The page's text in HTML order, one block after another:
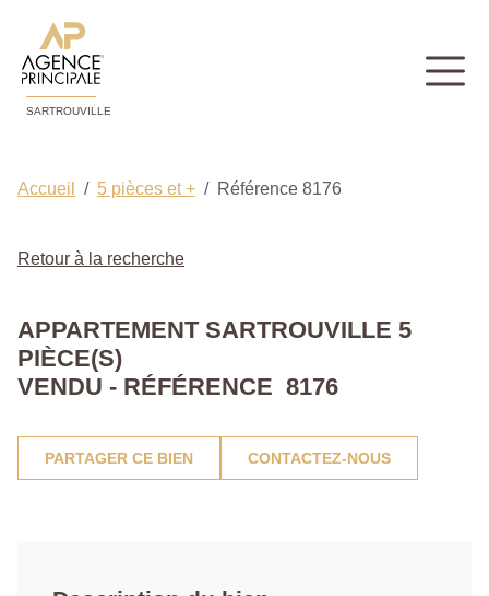
SARTROUVILLE
Accueil 5 pièces et + Référence 8176
Retour à la recherche
APPARTEMENT SARTROUVILLE 5
PIÈCE(S)
VENDU - RÉFÉRENCE 8176
PARTAGER CE BIEN CONTACTEZ-NOUS